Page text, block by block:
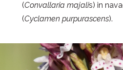
(Convallaria majalis) in
(Cyclamen purpurascens).